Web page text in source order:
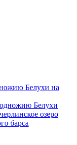
Белухи на
Белухи
озеро
барса